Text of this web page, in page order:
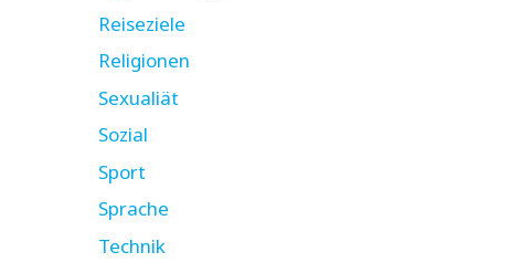
Reiseziele
Religionen
Sexualiät
Sozial
Sport
Sprache
Technik